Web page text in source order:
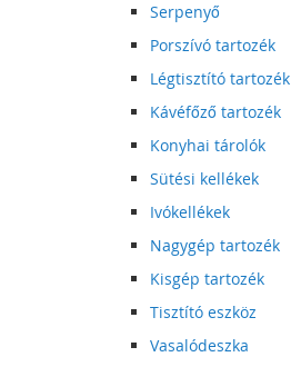
Serpenyő
Porszívó tartozék
Légtisztító tartozék
Kávéfőző tartozék
Konyhai tárolók
Sütési kellékek
Ivókellékek
Nagygép tartozék
Kisgép tartozék
Tisztító eszköz
Vasalódeszka